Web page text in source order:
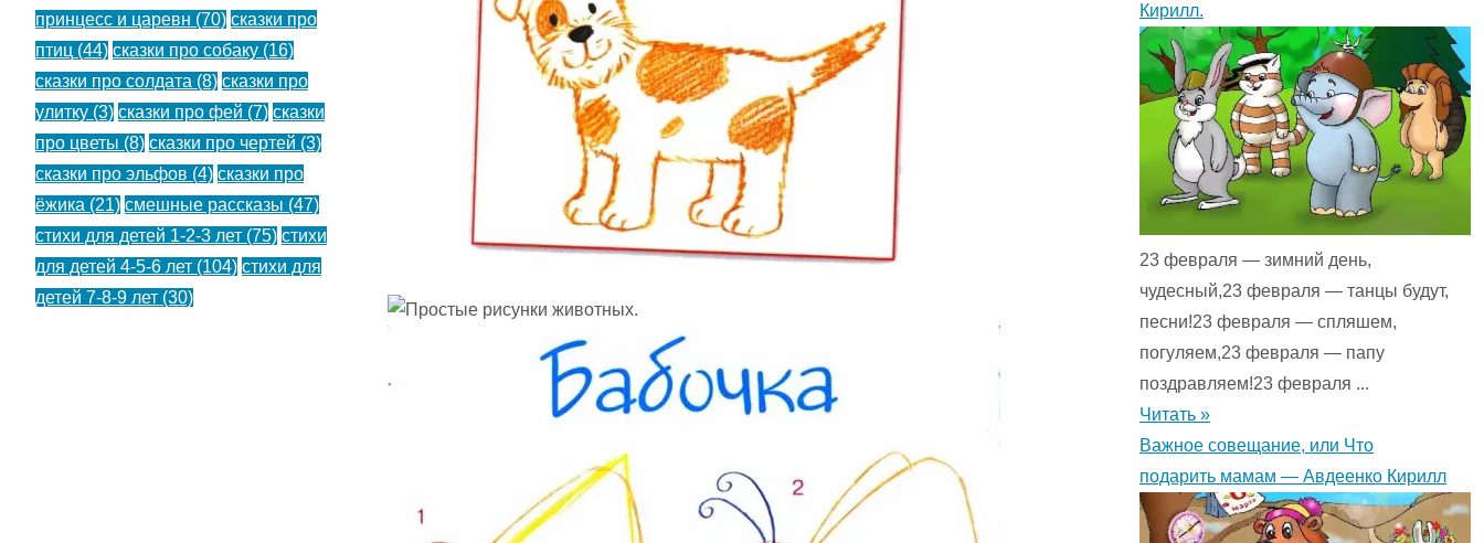
принцесс и царевн (70) сказки про
птиц (44) сказки про собаку (16)
сказки про солдата (8) сказки про
улитку (3) сказки про фей (7) сказки
про цветы (8) сказки про чертей (3)
сказки про эльфов (4) сказки про
ёжика (21) смешные рассказы (47)
стихи для детей 1-2-3 лет (75) стихи
для детей 4-5-6 лет (104) стихи для
детей 7-8-9 лет (30)
Кирилл.
23 февраля — зимний день,
чудесный,23 февраля — танцы будут,
песни!23 февраля — спляшем,
погуляем,23 февраля — папу
поздравляем!23 февраля ...
Читать »
Важное совещание, или Что
подарить мамам — Авдеенко Кирилл